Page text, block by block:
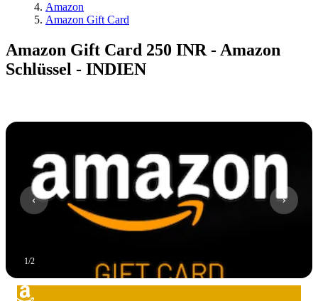
Amazon
Amazon Gift Card
Amazon Gift Card 250 INR - Amazon
Schlüssel - INDIEN
1/2